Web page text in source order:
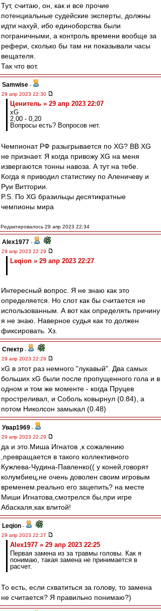
Тут, считаю, он, как и все прочие
потенциальные судейские эксперты, должны
идти нахуй, ибо единоборства были
пограничными, а контроль времени вообще за
рефери, сколько бы там ни показывали часы
вещателя.
Так что вот.
Samwise -
29 апр 2023 22:30
Ценитель » 29 апр 2023 22:07
xG
2,00 - 0,20
Вопросы есть? Вопросов нет.
Чемпионат РФ разыгрывается по XG? ВВ XG
не признает. Я когда привожу XG на меня
извергаются тонны навоза. А тут на тебе.
Когда я приводил статистику по Аленичеву и
Руи Виттории.
P.S. По XG бразильцы десятикратные
чемпионы мира
Редактировалось 29 апр 2023 22:34
Alex1977 -
29 апр 2023 22:29
Leqion » 29 апр 2023 22:27
Интересный вопрос. Я не знаю как это
определяется. Но слот как бы считается не
использованным. А вот как определять причину
я не знаю. Наверное судья как то должен
фиксировать. Хз.
Спектр -
29 апр 2023 22:29
xG в этот раз немного "лукавый". Два самых
больших xG были после пропущенного гола и в
одном и том же моменте - когда Пруцев
простреливал, и Соболь ковырнул (0.84), а
потом Николсон замыкал (0.48)
Увар1969 -
29 апр 2023 22:29
да и это.Миша Игнатов ,к сожалению
,превращается в такого коллективного
Кужлева-Чудина-Павленко(( у коней,говорят
колумбиец,не очень доволен своим игровым
временем.реально его зацепить? на месте
Миши Игнатова,смотрелся бы,при игре
Абаскаля,как влитой!
Leqion -
29 апр 2023 22:27
Alex1977 » 29 апр 2023 22:25
Первая замена из за травмы головы. Как я
понимаю, такая замена не принимается в
расчет.
То есть, если схватиться за голову, то замена
не считается? Я правильно понимаю?)